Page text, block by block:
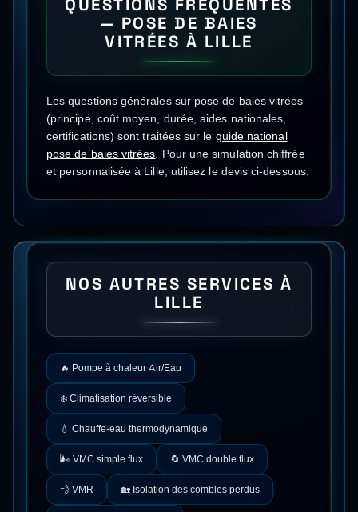
QUESTIONS FRÉQUENTES
— POSE DE BAIES
VITRÉES À LILLE
Les questions générales sur pose de baies vitrées
(principe, coût moyen, durée, aides nationales,
certifications) sont traitées sur le guide national
pose de baies vitrées. Pour une simulation chiffrée
et personnalisée à Lille, utilisez le devis ci-dessous.
NOS AUTRES SERVICES À
LILLE
🔥 Pompe à chaleur Air/Eau
❄️ Climatisation réversible
💧 Chauffe-eau thermodynamique
🌬️ VMC simple flux 🔄 VMC double flux
💨 VMR 🏡 Isolation des combles perdus